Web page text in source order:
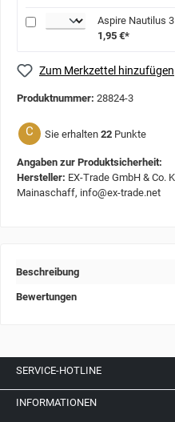
Aspire Nautilus
1,95 €*
Zum Merkzettel hinzufügen
Produktnummer: 28824-3
C Sie erhalten 22 Punkte
Angaben zur Produktsicherheit:
Hersteller: EX-Trade GmbH & Co.
Mainaschaff, info@ex-trade.net
Beschreibung
Bewertungen
SERVICE-HOTLINE
INFORMATIONEN